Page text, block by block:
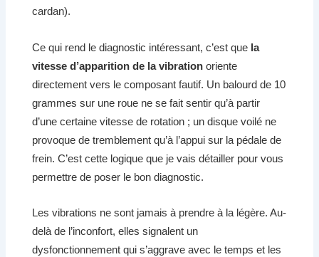
cardan).
Ce qui rend le diagnostic intéressant, c’est que la
vitesse d’apparition de la vibration oriente
directement vers le composant fautif. Un balourd de 10
grammes sur une roue ne se fait sentir qu’à partir
d’une certaine vitesse de rotation ; un disque voilé ne
provoque de tremblement qu’à l’appui sur la pédale de
frein. C’est cette logique que je vais détailler pour vous
permettre de poser le bon diagnostic.
Les vibrations ne sont jamais à prendre à la légère. Au-
delà de l’inconfort, elles signalent un
dysfonctionnement qui s’aggrave avec le temps et les